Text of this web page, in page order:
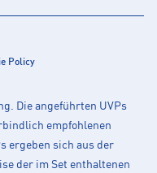
Policy
Die angeführten UVPs
empfohlenen
ergeben sich aus der
der im Set enthaltenen